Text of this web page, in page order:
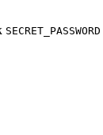
SECRET_PASSWORD